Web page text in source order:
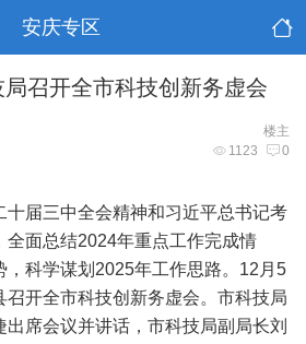
安庆专区
召开全市科技创新务虚会
楼主
1123 0
十届三中全会精神和习近平总书记考
全面总结2024年重点工作完成情
，科学谋划2025年工作思路。12月5
召开全市科技创新务虚会。市科技局
席会议并讲话，市科技局副局长刘